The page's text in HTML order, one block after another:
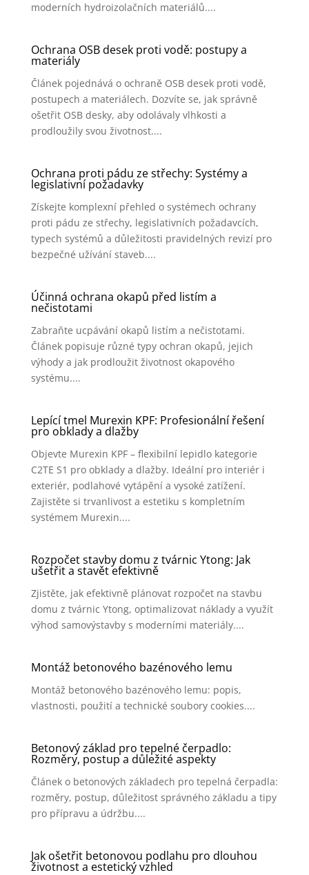
moderních hydroizolačních materiálů....
Ochrana OSB desek proti vodě: postupy a
materiály
Článek pojednává o ochraně OSB desek proti vodě,
postupech a materiálech. Dozvíte se, jak správně
ošetřit OSB desky, aby odolávaly vlhkosti a
prodloužily svou životnost....
Ochrana proti pádu ze střechy: Systémy a
legislativní požadavky
Získejte komplexní přehled o systémech ochrany
proti pádu ze střechy, legislativních požadavcích,
typech systémů a důležitosti pravidelných revizí pro
bezpečné užívání staveb....
Účinná ochrana okapů před listím a
nečistotami
Zabraňte ucpávání okapů listím a nečistotami.
Článek popisuje různé typy ochran okapů, jejich
výhody a jak prodloužit životnost okapového
systému....
Lepící tmel Murexin KPF: Profesionální řešení
pro obklady a dlažby
Objevte Murexin KPF – flexibilní lepidlo kategorie
C2TE S1 pro obklady a dlažby. Ideální pro interiér i
exteriér, podlahové vytápění a vysoké zatížení.
Zajistěte si trvanlivost a estetiku s kompletním
systémem Murexin....
Rozpočet stavby domu z tvárnic Ytong: Jak
ušetřit a stavět efektivně
Zjistěte, jak efektivně plánovat rozpočet na stavbu
domu z tvárnic Ytong, optimalizovat náklady a využít
výhod samovýstavby s moderními materiály....
Montáž betonového bazénového lemu
Montáž betonového bazénového lemu: popis,
vlastnosti, použití a technické soubory cookies....
Betonový základ pro tepelné čerpadlo:
Rozměry, postup a důležité aspekty
Článek o betonových základech pro tepelná čerpadla:
rozměry, postup, důležitost správného základu a tipy
pro přípravu a údržbu....
Jak ošetřit betonovou podlahu pro dlouhou
životnost a estetický vzhled